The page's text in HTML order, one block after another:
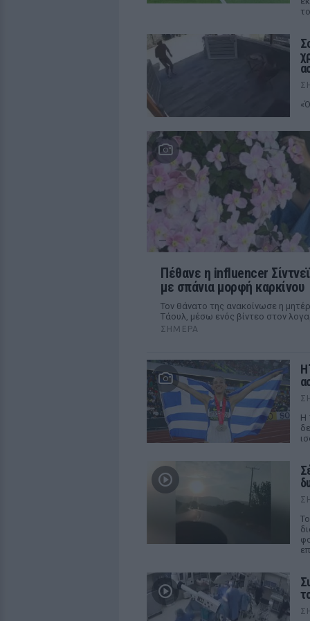
Πέθανε η influencer
με σπάνια μορφή καρκίνου
Τον θάνατο της ανακοίνωσε η
Τάουλ, μέσω ενός βίντεο στον
ΣΉΜΕΡΑ
Η
Η